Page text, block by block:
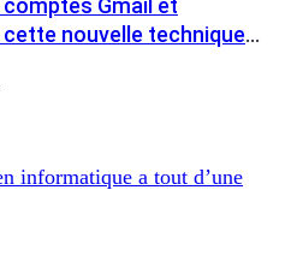
Gmail et
nouvelle technique